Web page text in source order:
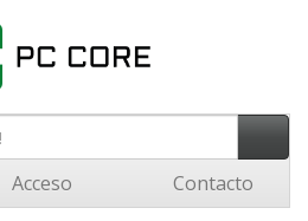
Acceso Contacto